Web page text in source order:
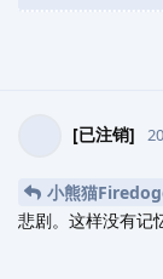
[已注销]
小熊猫
悲剧。这样没有记